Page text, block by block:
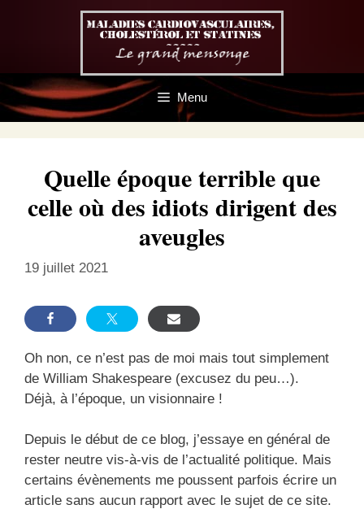
Menu
Quelle époque terrible que
celle où des idiots dirigent des
aveugles
19 juillet 2021
Oh non, ce n’est pas de moi mais tout simplement
de William Shakespeare (excusez du peu…).
Déjà, à l’époque, un visionnaire !
Depuis le début de ce blog, j’essaye en général de
rester neutre vis-à-vis de l’actualité politique. Mais
certains évènements me poussent parfois écrire un
article sans aucun rapport avec le sujet de ce site.